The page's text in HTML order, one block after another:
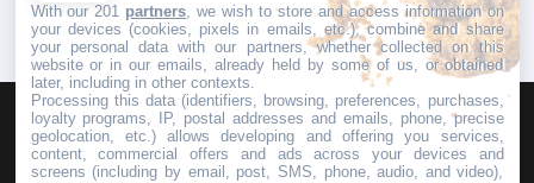
HOMEPAGEREDAZIONEINVIA UN COMUNICATO STAMPA
With our 201 partners , we wish to store and access information on
your devices (cookies, pixels in emails, etc.), combine and share
your personal data with our partners, whether collected on this
website or in our emails, already held by some of us, or obtained
later, including in other contexts.
Processing this data (identifiers, browsing, preferences, purchases,
loyalty programs, IP, postal addresses and emails, phone, precise
geolocation, etc.) allows developing and offering you services,
content, commercial offers and ads across your devices and
screens (including by email, post, SMS, phone, audio, and video),